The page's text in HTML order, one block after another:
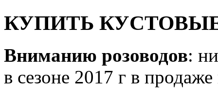
КУПИТЬ КУСТОВЫЕ
Вниманию розоводов:
в сезоне 2017 г в продаже